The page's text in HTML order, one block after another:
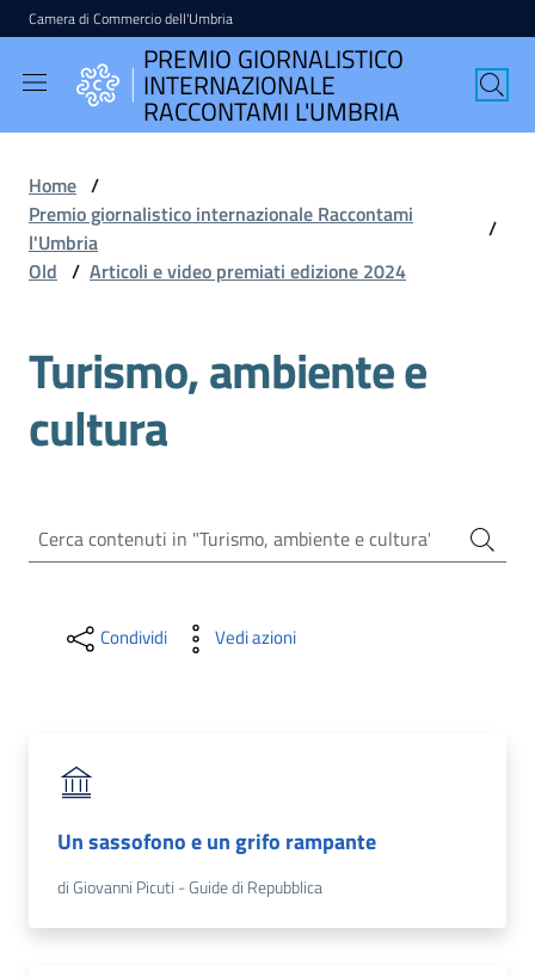
Vai al contenuto
Vai alla navigazione
Vai al footer
Camera di Commercio dell'Umbria
PREMIO GIORNALISTICO
INTERNAZIONALE
RACCONTAMI L'UMBRIA
PREMIO
GIORNALISTICO
INTERNAZIONALE
L'UMBRIA
version
La Camera
Avviare
l'Impresa
Home /
Premio giornalistico internazionale Raccontami
l'Umbria
/
Old / Articoli e video premiati edizione 2024
Turismo, ambiente e
cultura
Condividi Vedi azioni
Un sassofono e un grifo rampante
di Giovanni Picuti - Guide di Repubblica